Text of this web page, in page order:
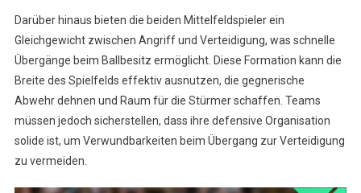
Darüber hinaus bieten die beiden Mittelfeldspieler ein
Gleichgewicht zwischen Angriff und Verteidigung, was schnelle
Übergänge beim Ballbesitz ermöglicht. Diese Formation kann die
Breite des Spielfelds effektiv ausnutzen, die gegnerische
Abwehr dehnen und Raum für die Stürmer schaffen. Teams
müssen jedoch sicherstellen, dass ihre defensive Organisation
solide ist, um Verwundbarkeiten beim Übergang zur Verteidigung
zu vermeiden.